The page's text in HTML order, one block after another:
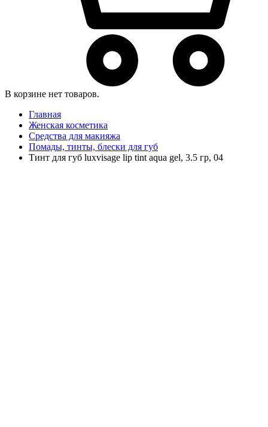
В корзине нет товаров.
Главная
Женская косметика
Средства для макияжа
Помады, тинты, блески для губ
Тинт для губ luxvisage lip tint aqua gel, 3.5 гр, 04